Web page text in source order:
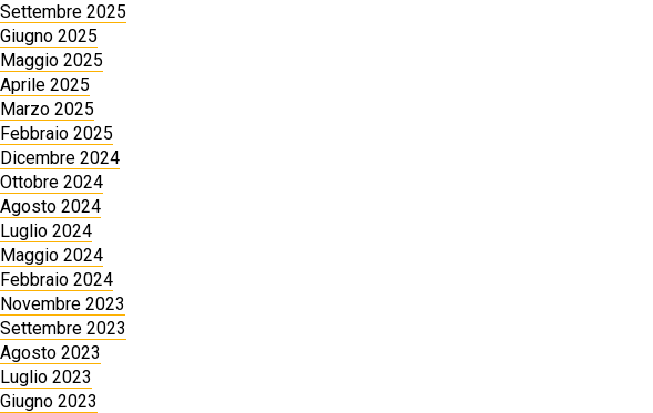
Settembre 2025
Giugno 2025
Maggio 2025
Aprile 2025
Marzo 2025
Febbraio 2025
Dicembre 2024
Ottobre 2024
Agosto 2024
Luglio 2024
Maggio 2024
Febbraio 2024
Novembre 2023
Settembre 2023
Agosto 2023
Luglio 2023
Giugno 2023